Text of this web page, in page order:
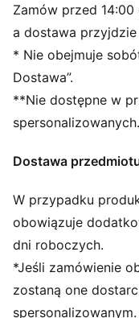
Krótka długość
Krótkie rękawy
Logo F1® z przodu
Charakterystyczne
Zamów przed
a dostawa
* Nie obejmuje
Dostawa”.
**Nie dostępne w
spersonalizowanych.
Dostawa
W przypadku
obowiązuje
dni roboczych.
*Jeśli zamówienie
zostaną one
spersonalizowanym.